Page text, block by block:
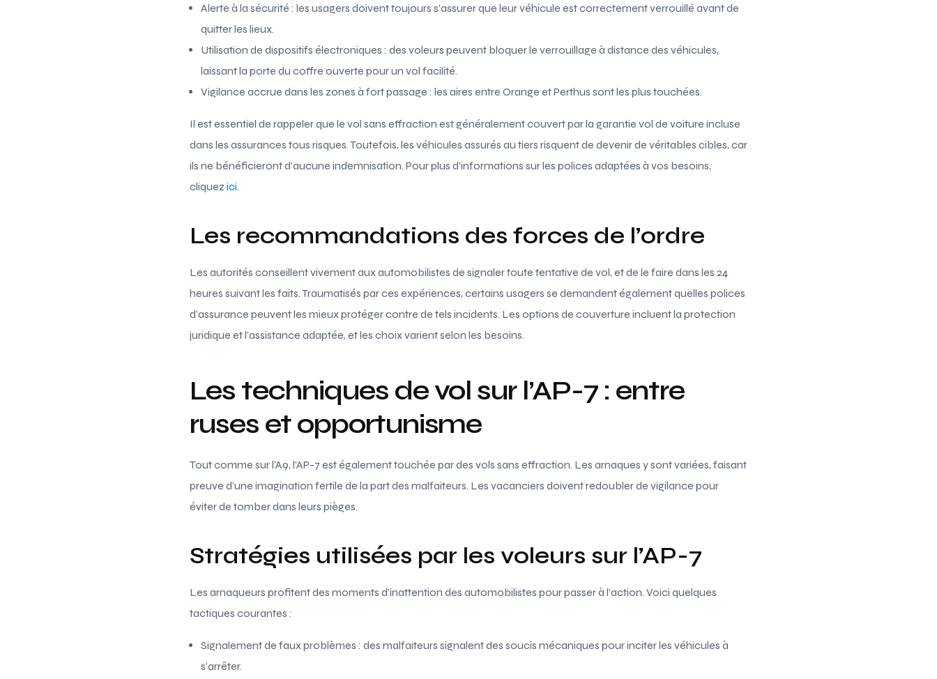
Alerte à la sécurité : les usagers doivent toujours s’assurer que leur véhicule est correctement verrouillé avant de
quitter les lieux.
Utilisation de dispositifs électroniques : des voleurs peuvent bloquer le verrouillage à distance des véhicules,
laissant la porte du coffre ouverte pour un vol facilité.
Vigilance accrue dans les zones à fort passage : les aires entre Orange et Perthus sont les plus touchées.
Il est essentiel de rappeler que le vol sans effraction est généralement couvert par la garantie vol de voiture incluse
dans les assurances tous risques. Toutefois, les véhicules assurés au tiers risquent de devenir de véritables cibles, car
ils ne bénéficieront d’aucune indemnisation. Pour plus d’informations sur les polices adaptées à vos besoins,
cliquez ici.
Les recommandations des forces de l’ordre
Les autorités conseillent vivement aux automobilistes de signaler toute tentative de vol, et de le faire dans les 24
heures suivant les faits. Traumatisés par ces expériences, certains usagers se demandent également quelles polices
d’assurance peuvent les mieux protéger contre de tels incidents. Les options de couverture incluent la protection
juridique et l’assistance adaptée, et les choix varient selon les besoins.
Les techniques de vol sur l’AP-7 : entre
ruses et opportunisme
Tout comme sur l’A9, l’AP-7 est également touchée par des vols sans effraction. Les arnaques y sont variées, faisant
preuve d’une imagination fertile de la part des malfaiteurs. Les vacanciers doivent redoubler de vigilance pour
éviter de tomber dans leurs pièges.
Stratégies utilisées par les voleurs sur l’AP-7
Les arnaqueurs profitent des moments d’inattention des automobilistes pour passer à l’action. Voici quelques
tactiques courantes :
Signalement de faux problèmes : des malfaiteurs signalent des soucis mécaniques pour inciter les véhicules à
s’arrêter.